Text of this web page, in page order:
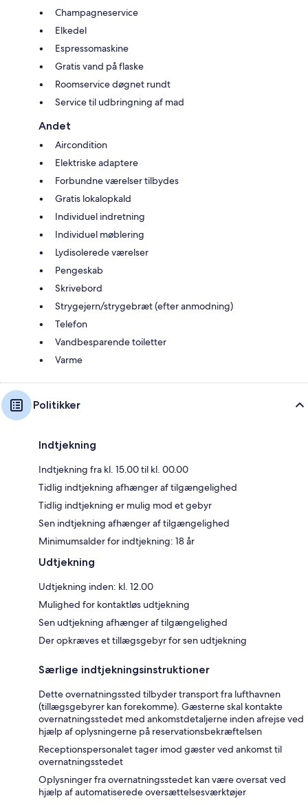
Champagneservice
Elkedel
Espressomaskine
Gratis vand på flaske
Roomservice døgnet rundt
Service til udbringning af mad
Andet
Aircondition
Elektriske adaptere
Forbundne værelser tilbydes
Gratis lokalopkald
Individuel indretning
Individuel møblering
Lydisolerede værelser
Pengeskab
Skrivebord
Strygejern/strygebræt (efter anmodning)
Telefon
Vandbesparende toiletter
Varme
Politikker
Indtjekning
Indtjekning fra kl. 15.00 til kl. 00.00
Tidlig indtjekning afhænger af tilgængelighed
Tidlig indtjekning er mulig mod et gebyr
Sen indtjekning afhænger af tilgængelighed
Minimumsalder for indtjekning: 18 år
Udtjekning
Udtjekning inden: kl. 12.00
Mulighed for kontaktløs udtjekning
Sen udtjekning afhænger af tilgængelighed
Der opkræves et tillægsgebyr for sen udtjekning
Særlige indtjekningsinstruktioner
Dette overnatningssted tilbyder transport fra lufthavnen
(tillægsgebyrer kan forekomme). Gæsterne skal kontakte
overnatningsstedet med ankomstdetaljerne inden afrejse ved
hjælp af oplysningerne på reservationsbekræftelsen
Receptionspersonalet tager imod gæster ved ankomst til
overnatningsstedet
Oplysninger fra overnatningsstedet kan være oversat ved
hjælp af automatiserede oversættelsesværktøjer